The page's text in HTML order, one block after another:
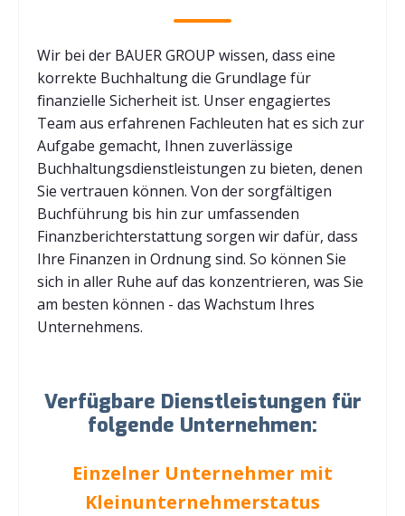
Wir bei der BAUER GROUP wissen, dass eine
korrekte Buchhaltung die Grundlage für
finanzielle Sicherheit ist. Unser engagiertes
Team aus erfahrenen Fachleuten hat es sich zur
Aufgabe gemacht, Ihnen zuverlässige
Buchhaltungsdienstleistungen zu bieten, denen
Sie vertrauen können. Von der sorgfältigen
Buchführung bis hin zur umfassenden
Finanzberichterstattung sorgen wir dafür, dass
Ihre Finanzen in Ordnung sind. So können Sie
sich in aller Ruhe auf das konzentrieren, was Sie
am besten können - das Wachstum Ihres
Unternehmens.
Verfügbare Dienstleistungen für
folgende Unternehmen:
Einzelner Unternehmer mit
Kleinunternehmerstatus